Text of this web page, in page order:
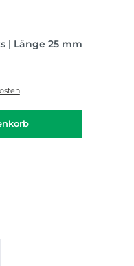
| Länge 25 mm